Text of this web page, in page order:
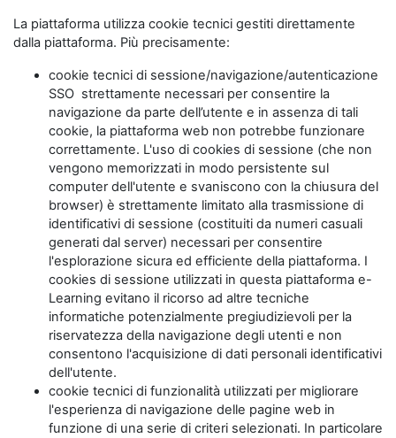
La piattaforma utilizza cookie tecnici gestiti direttamente
dalla piattaforma. Più precisamente:
cookie tecnici di sessione/navigazione/autenticazione
SSO strettamente necessari per consentire la
navigazione da parte dell’utente e in assenza di tali
cookie, la piattaforma web non potrebbe funzionare
correttamente. L'uso di cookies di sessione (che non
vengono memorizzati in modo persistente sul
computer dell'utente e svaniscono con la chiusura del
browser) è strettamente limitato alla trasmissione di
identificativi di sessione (costituiti da numeri casuali
generati dal server) necessari per consentire
l'esplorazione sicura ed efficiente della piattaforma. I
cookies di sessione utilizzati in questa piattaforma e-
Learning evitano il ricorso ad altre tecniche
informatiche potenzialmente pregiudizievoli per la
riservatezza della navigazione degli utenti e non
consentono l'acquisizione di dati personali identificativi
dell'utente.
cookie tecnici di funzionalità utilizzati per migliorare
l'esperienza di navigazione delle pagine web in
funzione di una serie di criteri selezionati. In particolare